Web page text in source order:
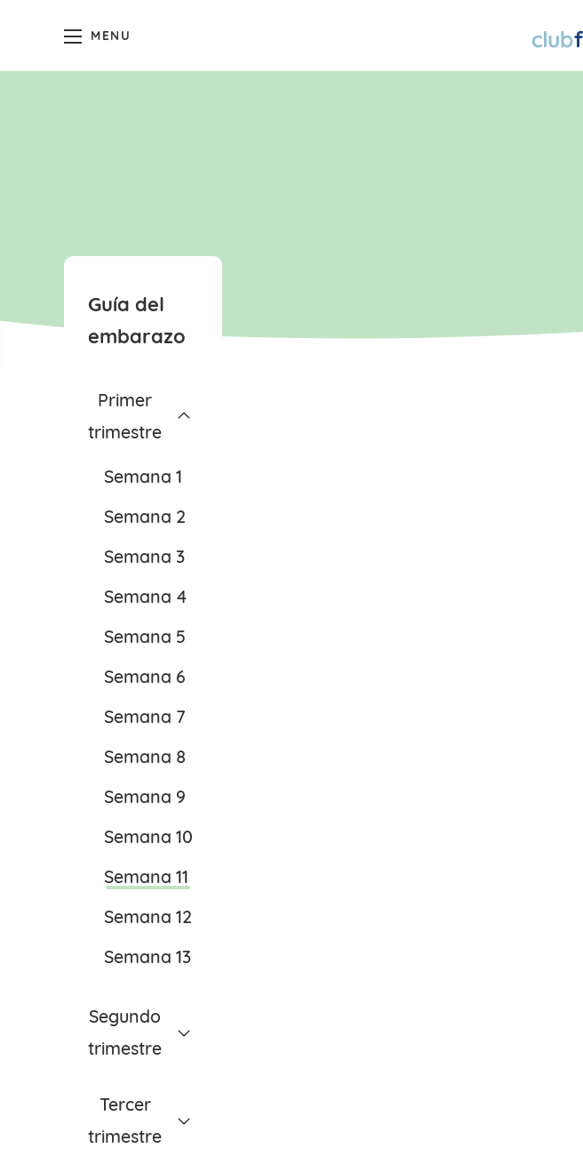
MENU
Guía del
embarazo
Primer
trimestre
Semana 1
Semana 2
Semana 3
Semana 4
Semana 5
Semana 6
Semana 7
Semana 8
Semana 9
Semana 10
Semana 11
Semana 12
Semana 13
Segundo
trimestre
Semana 14
Semana 15
Tercer
trimestre